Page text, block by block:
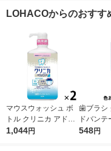
ミント 130g 2セット セット（
LOHACOからのおすす
マウスウォッシュ ボ
トル クリニカ アドバ
ンテージ デンタルリ
1,044円
歯ブラシ
ドバンテ
シ 4列 超
548円